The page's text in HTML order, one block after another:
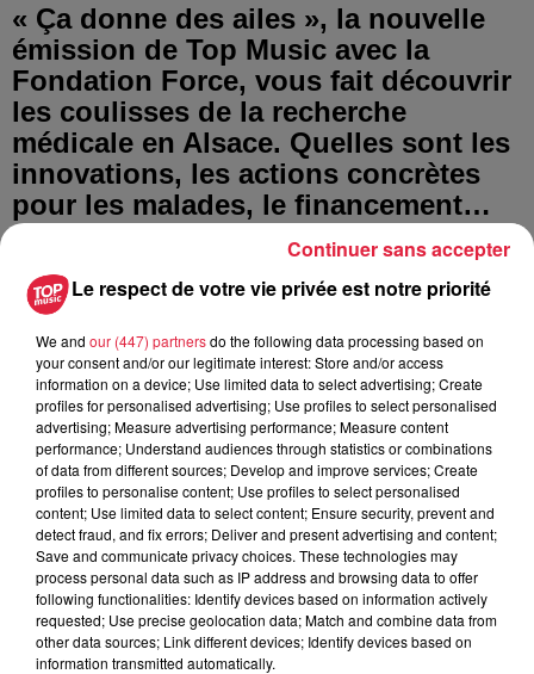
« Ça donne des ailes », la nouvelle
émission de Top Music avec la
Fondation Force, vous fait découvrir
les coulisses de la recherche
médicale en Alsace. Quelles sont les
innovations, les actions concrètes
pour les malades, le financement…
En toute transparence, la Fondation
Force nous éclaire sur les progrès
d’une science résolument engagée à
améliorer notre qualité de vie. RDV
tous les jours sur notre antenne. La
Force est avec vous !
Tous les épisodes
Il est temps de nous
rencontrer !
Il est temps de nous rencontrer
!
Le respect de votre vie privée est notre priorité
We and our (447) partnersdo the following data processing based on
your consent and/or our legitimate interest: Store and/or access
information on a device; Use limited data to select advertising; Create
profiles for personalised advertising; Use profiles to select personalised
advertising; Measure advertising performance; Measure content
performance; Understand audiences through statistics or combinations
of data from different sources; Develop and improve services; Create
profiles to personalise content; Use profiles to select personalised
content; Use limited data to select content; Ensure security, prevent and
detect fraud, and fix errors; Deliver and present advertising and content;
Save and communicate privacy choices. These technologies may
process personal data such as IP address and browsing data to offer
following functionalities: Identify devices based on information actively
requested; Use precise geolocation data; Match and combine data from
other data sources; Link different devices; Identify devices based on
information transmitted automatically.
Continuer sans accepter